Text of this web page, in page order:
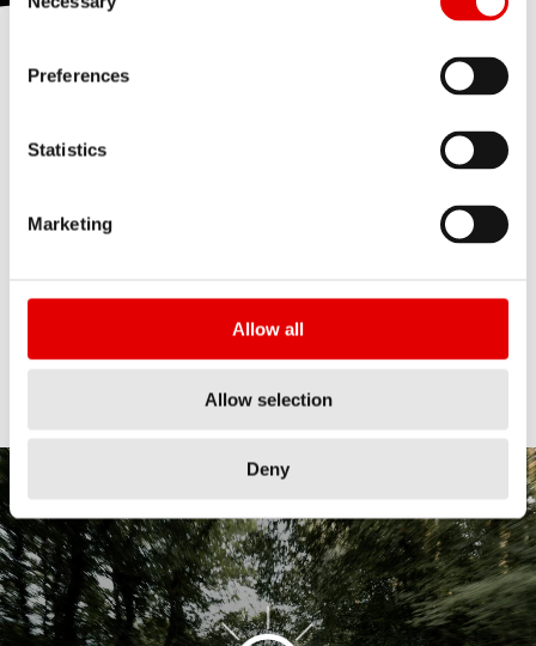
Preferences
Statistics
Marketing
Allow all
Allow selection
Deny
DT Swiss meticulously develops high-
performance cycling components that